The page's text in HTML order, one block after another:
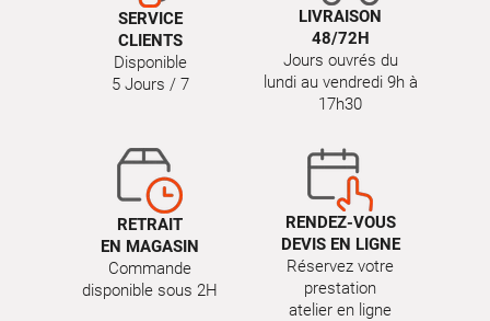
SERVICE
CLIENTS
Disponible
5 Jours / 7
LIVRAISON
48/72H
Jours ouvrés du
lundi au vendredi 9h à
17h30
RETRAIT
EN MAGASIN
Commande
disponible sous 2H
RENDEZ-VOUS
DEVIS EN LIGNE
Réservez votre
prestation
atelier en ligne